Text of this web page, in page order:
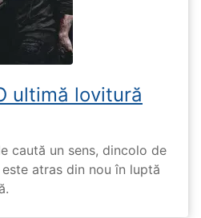
ultimă lovitură
caută un sens, dincolo de
atras din nou în luptă